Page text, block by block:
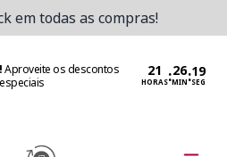
em todas as compras!
Aproveite os descontos
especiais
HORAS:MIN:SEG